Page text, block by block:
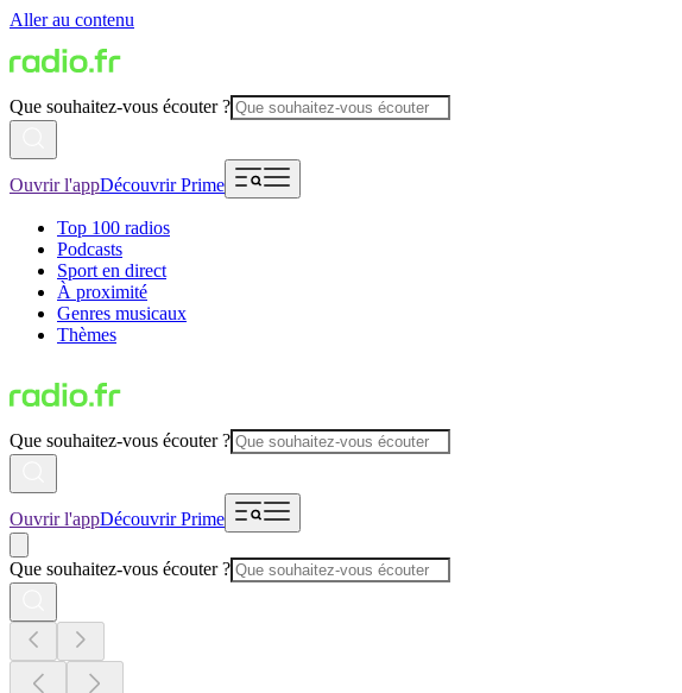
Aller au contenu
Que souhaitez-vous écouter ?
Ouvrir l'appDécouvrir Prime
Top 100 radios
Podcasts
Sport en direct
À proximité
Genres musicaux
Thèmes
Que souhaitez-vous écouter ?
Ouvrir l'appDécouvrir Prime
Que souhaitez-vous écouter ?